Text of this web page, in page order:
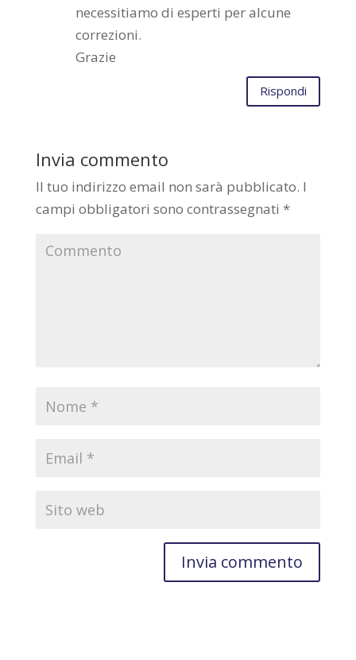
necessitiamo di esperti per alcune
correzioni.
Grazie
Rispondi
Invia commento
Il tuo indirizzo email non sarà pubblicato. I
campi obbligatori sono contrassegnati *